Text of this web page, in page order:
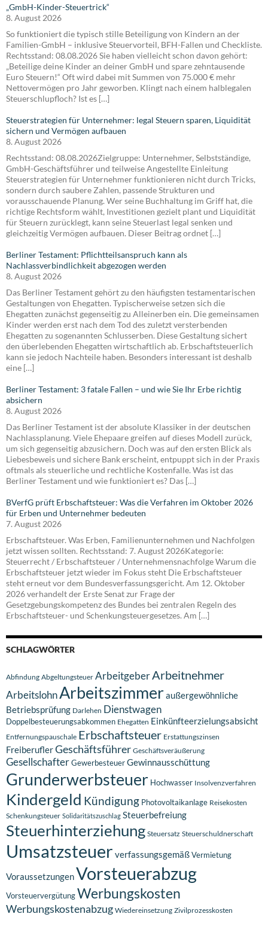
„GmbH-Kinder-Steuertrick“
8. August 2026
So funktioniert die typisch stille Beteiligung von Kindern an der
Familien-GmbH – inklusive Steuervorteil, BFH-Fallen und Checkliste.
Rechtsstand: 08.08.2026 Sie haben vielleicht schon davon gehört:
„Beteilige deine Kinder an deiner GmbH und spare zehntausende
Euro Steuern!“ Oft wird dabei mit Summen von 75.000 € mehr
Nettovermögen pro Jahr geworben. Klingt nach einem halblegalen
Steuerschlupfloch? Ist es […]
Steuerstrategien für Unternehmer: legal Steuern sparen, Liquidität
sichern und Vermögen aufbauen
8. August 2026
Rechtsstand: 08.08.2026Zielgruppe: Unternehmer, Selbstständige,
GmbH-Geschäftsführer und teilweise Angestellte Einleitung
Steuerstrategien für Unternehmer funktionieren nicht durch Tricks,
sondern durch saubere Zahlen, passende Strukturen und
vorausschauende Planung. Wer seine Buchhaltung im Griff hat, die
richtige Rechtsform wählt, Investitionen gezielt plant und Liquidität
für Steuern zurücklegt, kann seine Steuerlast legal senken und
gleichzeitig Vermögen aufbauen. Dieser Beitrag ordnet […]
Berliner Testament: Pflichtteilsanspruch kann als
Nachlassverbindlichkeit abgezogen werden
8. August 2026
Das Berliner Testament gehört zu den häufigsten testamentarischen
Gestaltungen von Ehegatten. Typischerweise setzen sich die
Ehegatten zunächst gegenseitig zu Alleinerben ein. Die gemeinsamen
Kinder werden erst nach dem Tod des zuletzt versterbenden
Ehegatten zu sogenannten Schlusserben. Diese Gestaltung sichert
den überlebenden Ehegatten wirtschaftlich ab. Erbschaftsteuerlich
kann sie jedoch Nachteile haben. Besonders interessant ist deshalb
eine […]
Berliner Testament: 3 fatale Fallen – und wie Sie Ihr Erbe richtig
absichern
8. August 2026
Das Berliner Testament ist der absolute Klassiker in der deutschen
Nachlassplanung. Viele Ehepaare greifen auf dieses Modell zurück,
um sich gegenseitig abzusichern. Doch was auf den ersten Blick als
Liebesbeweis und sichere Bank erscheint, entpuppt sich in der Praxis
oftmals als steuerliche und rechtliche Kostenfalle. Was ist das
Berliner Testament und wie funktioniert es? Das […]
BVerfG prüft Erbschaftsteuer: Was die Verfahren im Oktober 2026
für Erben und Unternehmer bedeuten
7. August 2026
Erbschaftsteuer. Was Erben, Familienunternehmen und Nachfolgen
jetzt wissen sollten. Rechtsstand: 7. August 2026Kategorie:
Steuerrecht / Erbschaftsteuer / Unternehmensnachfolge Warum die
Erbschaftsteuer jetzt wieder im Fokus steht Die Erbschaftsteuer
steht erneut vor dem Bundesverfassungsgericht. Am 12. Oktober
2026 verhandelt der Erste Senat zur Frage der
Gesetzgebungskompetenz des Bundes bei zentralen Regeln des
Erbschaftsteuer- und Schenkungsteuergesetzes. Am […]
SCHLAGWÖRTER
Abfindung Abgeltungsteuer ArbeitgeberArbeitnehmer
ArbeitslohnArbeitszimmeraußergewöhnliche
Betriebsprüfung Darlehen Dienstwagen
Doppelbesteuerungsabkommen Ehegatten Einkünfteerzielungsabsicht
Entfernungspauschale Erbschaftsteuer Erstattungszinsen
FreiberuflerGeschäftsführer Geschäftsveräußerung
GesellschafterGewerbesteuerGewinnausschüttung
Grunderwerbsteuer Hochwasser Insolvenzverfahren
Kindergeld Kündigung Photovoltaikanlage Reisekosten
Schenkungsteuer Solidaritätszuschlag Steuerbefreiung
Steuerhinterziehung Steuersatz Steuerschuldnerschaft
Umsatzsteuer verfassungsgemäßVermietung
VoraussetzungenVorsteuerabzug
VorsteuervergütungWerbungskosten
Werbungskostenabzug Wiedereinsetzung Zivilprozesskosten